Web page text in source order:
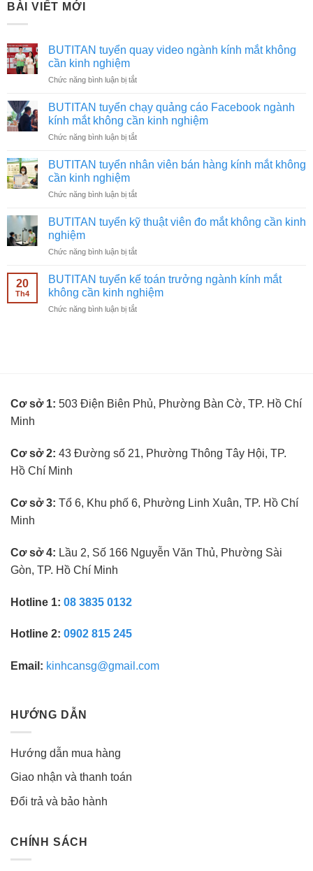
BÀI VIẾT MỚI
BUTITAN tuyển quay video ngành kính mắt không
cần kinh nghiệm
Chức năng bình luận bị tắtở
tuyển
quay
video
ngành
mắt
kinh
BUTITAN tuyển chạy quảng cáo Facebook ngành
kính mắt không cần kinh nghiệm
Chức năng bình luận bị tắtở
tuyển
cáo
ngành
không
kinh
nghiệm
BUTITAN tuyển nhân viên bán hàng kính mắt không
cần kinh nghiệm
Chức năng bình luận bị tắtở
tuyển
nhân
bán
kính
mắt
không
cần
BUTITAN tuyển kỹ thuật viên đo mắt không cần kinh
nghiệm
Chức năng bình luận bị tắtở
tuyển
kỹ
thuật
viên
20
Th4
BUTITAN tuyển kế toán trưởng ngành kính mắt
không cần kinh nghiệm
Chức năng bình luận bị tắtở
mắt
nghiệm
Cơ sở 1: 503 Điện Biên Phủ, Phường Bàn Cờ, TP. Hồ Chí
Minh
Cơ sở 2: 43 Đường số 21, Phường Thông Tây Hội, TP.
Hồ Chí Minh
Cơ sở 3: Tổ 6, Khu phố 6, Phường Linh Xuân, TP. Hồ Chí
Minh
Cơ sở 4: Lầu 2, Số 166 Nguyễn Văn Thủ, Phường Sài
Gòn, TP. Hồ Chí Minh
Hotline 1: 08 3835 0132
Hotline 2: 0902 815 245
Email: kinhcansg@gmail.com
HƯỚNG DẪN
Hướng dẫn mua hàng
Giao nhận và thanh toán
Đổi trả và bảo hành
CHÍNH SÁCH